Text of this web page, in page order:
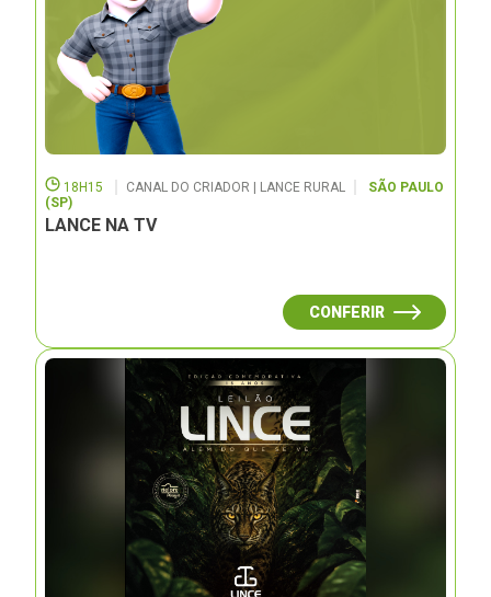
18H15 CANAL DO CRIADOR | LANCE RURAL
SÃO PAULO
(SP)
LANCE NA TV
CONFERIR